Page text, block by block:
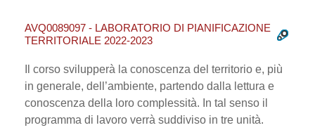
AVQ0089097 - LABORATORIO DI PIANIFICAZIONE
TERRITORIALE 2022-2023
Il corso svilupperà la conoscenza del territorio e, più
in generale, dell’ambiente, partendo dalla lettura e
conoscenza della loro complessità. In tal senso il
programma di lavoro verrà suddiviso in tre unità.